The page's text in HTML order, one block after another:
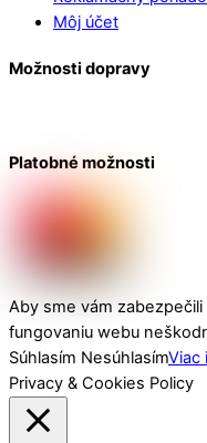
Môj účet
Možnosti dopravy
Platobné možnosti
Aby sme vám
fungovaniu webu
Súhlasím NesúhlasímViac
Privacy & Cookies Policy